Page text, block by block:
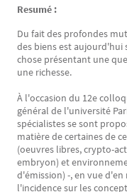
Resumé :
Du fait des profondes
des biens est
chose présentant une
une richesse.
À l'occasion du 12e
général de l'université
spécialistes se sont
matière de certaines de
(oeuvres libres, crypto-
embryon) et
d'émission) -, en vue
l'incidence sur les